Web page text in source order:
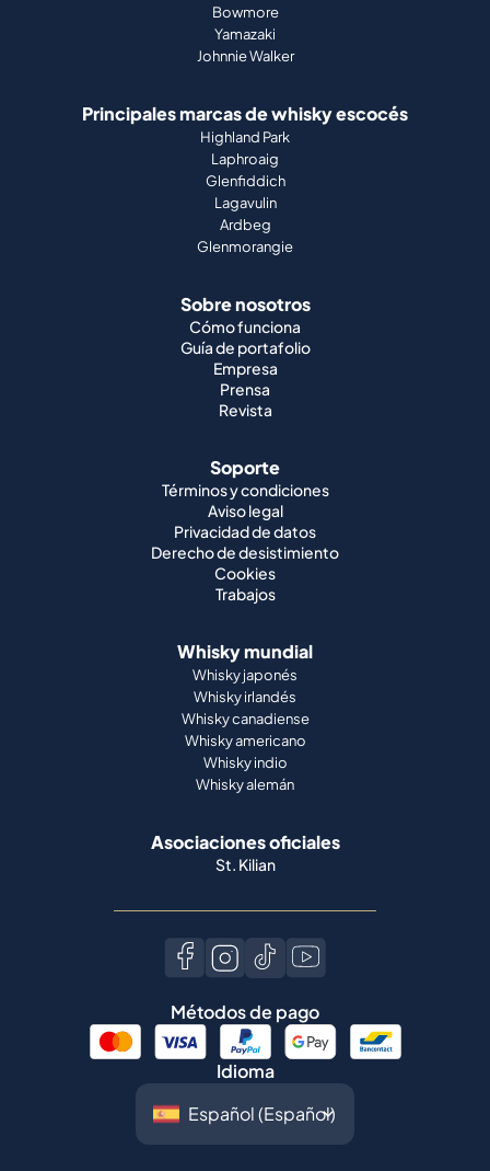
Bowmore
Yamazaki
Johnnie Walker
Principales marcas de whisky escocés
Highland Park
Laphroaig
Glenfiddich
Lagavulin
Ardbeg
Glenmorangie
Sobre nosotros
Cómo funciona
Guía de portafolio
Empresa
Prensa
Revista
Soporte
Términos y condiciones
Aviso legal
Privacidad de datos
Derecho de desistimiento
Cookies
Trabajos
Whisky mundial
Whisky japonés
Whisky irlandés
Whisky canadiense
Whisky americano
Whisky indio
Whisky alemán
Asociaciones oficiales
St. Kilian
Métodos de pago
Idioma